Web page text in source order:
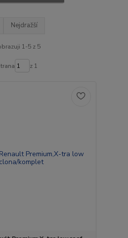
Nejdražší
1-5 z 5
z 1